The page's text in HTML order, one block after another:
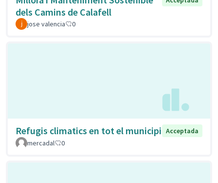
dels Camins de Calafell
jose valencia 0
Refugis climatics en tot el municipi Acceptada
mercadal
0